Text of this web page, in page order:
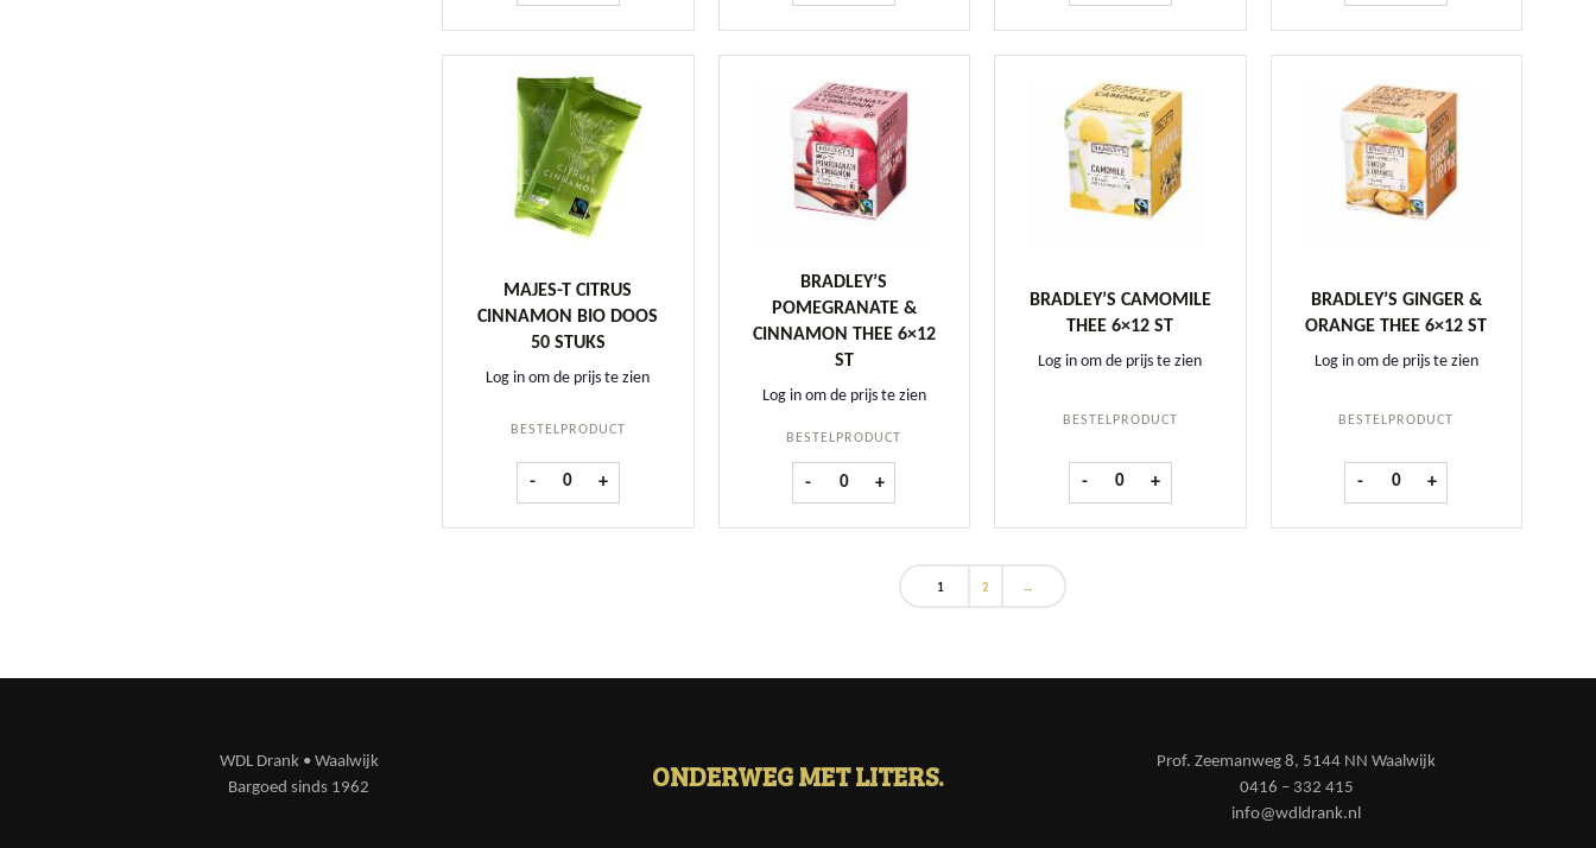
MAJES-T CITRUS
CINNAMON BIO DOOS
50 STUKS
Log in om de prijs te zien
BESTELPRODUCT
- Majes-T Citrus Cinnamon BIO doos 50 stuks aantal
+
BRADLEY’S
POMEGRANATE &
CINNAMON THEE 6×12
ST
Log in om de prijs te zien
BESTELPRODUCT
- Bradley's Pomegranate & Cinnamon thee 6x12 st aantal
+
BRADLEY’S CAMOMILE
THEE 6×12 ST
Log in om de prijs te zien
BESTELPRODUCT
- Bradley's Camomile thee 6x12 st aantal
+
BRADLEY’S GINGER &
ORANGE THEE 6×12 ST
Log in om de prijs te zien
BESTELPRODUCT
- Bradley's Ginger & Orange
+
1 2 →
WDL Drank • Waalwijk
Bargoed sinds 1962
ONDERWEG MET LITERS.
Prof. Zeemanweg 8, 5144 NN Waalwijk
0416 – 332 415
info@wdldrank.nl